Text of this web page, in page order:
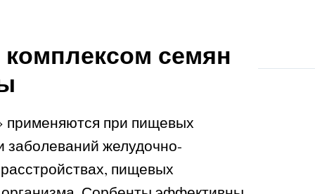
семян
применяются при пищевых
заболеваний желудочно-
пищевых